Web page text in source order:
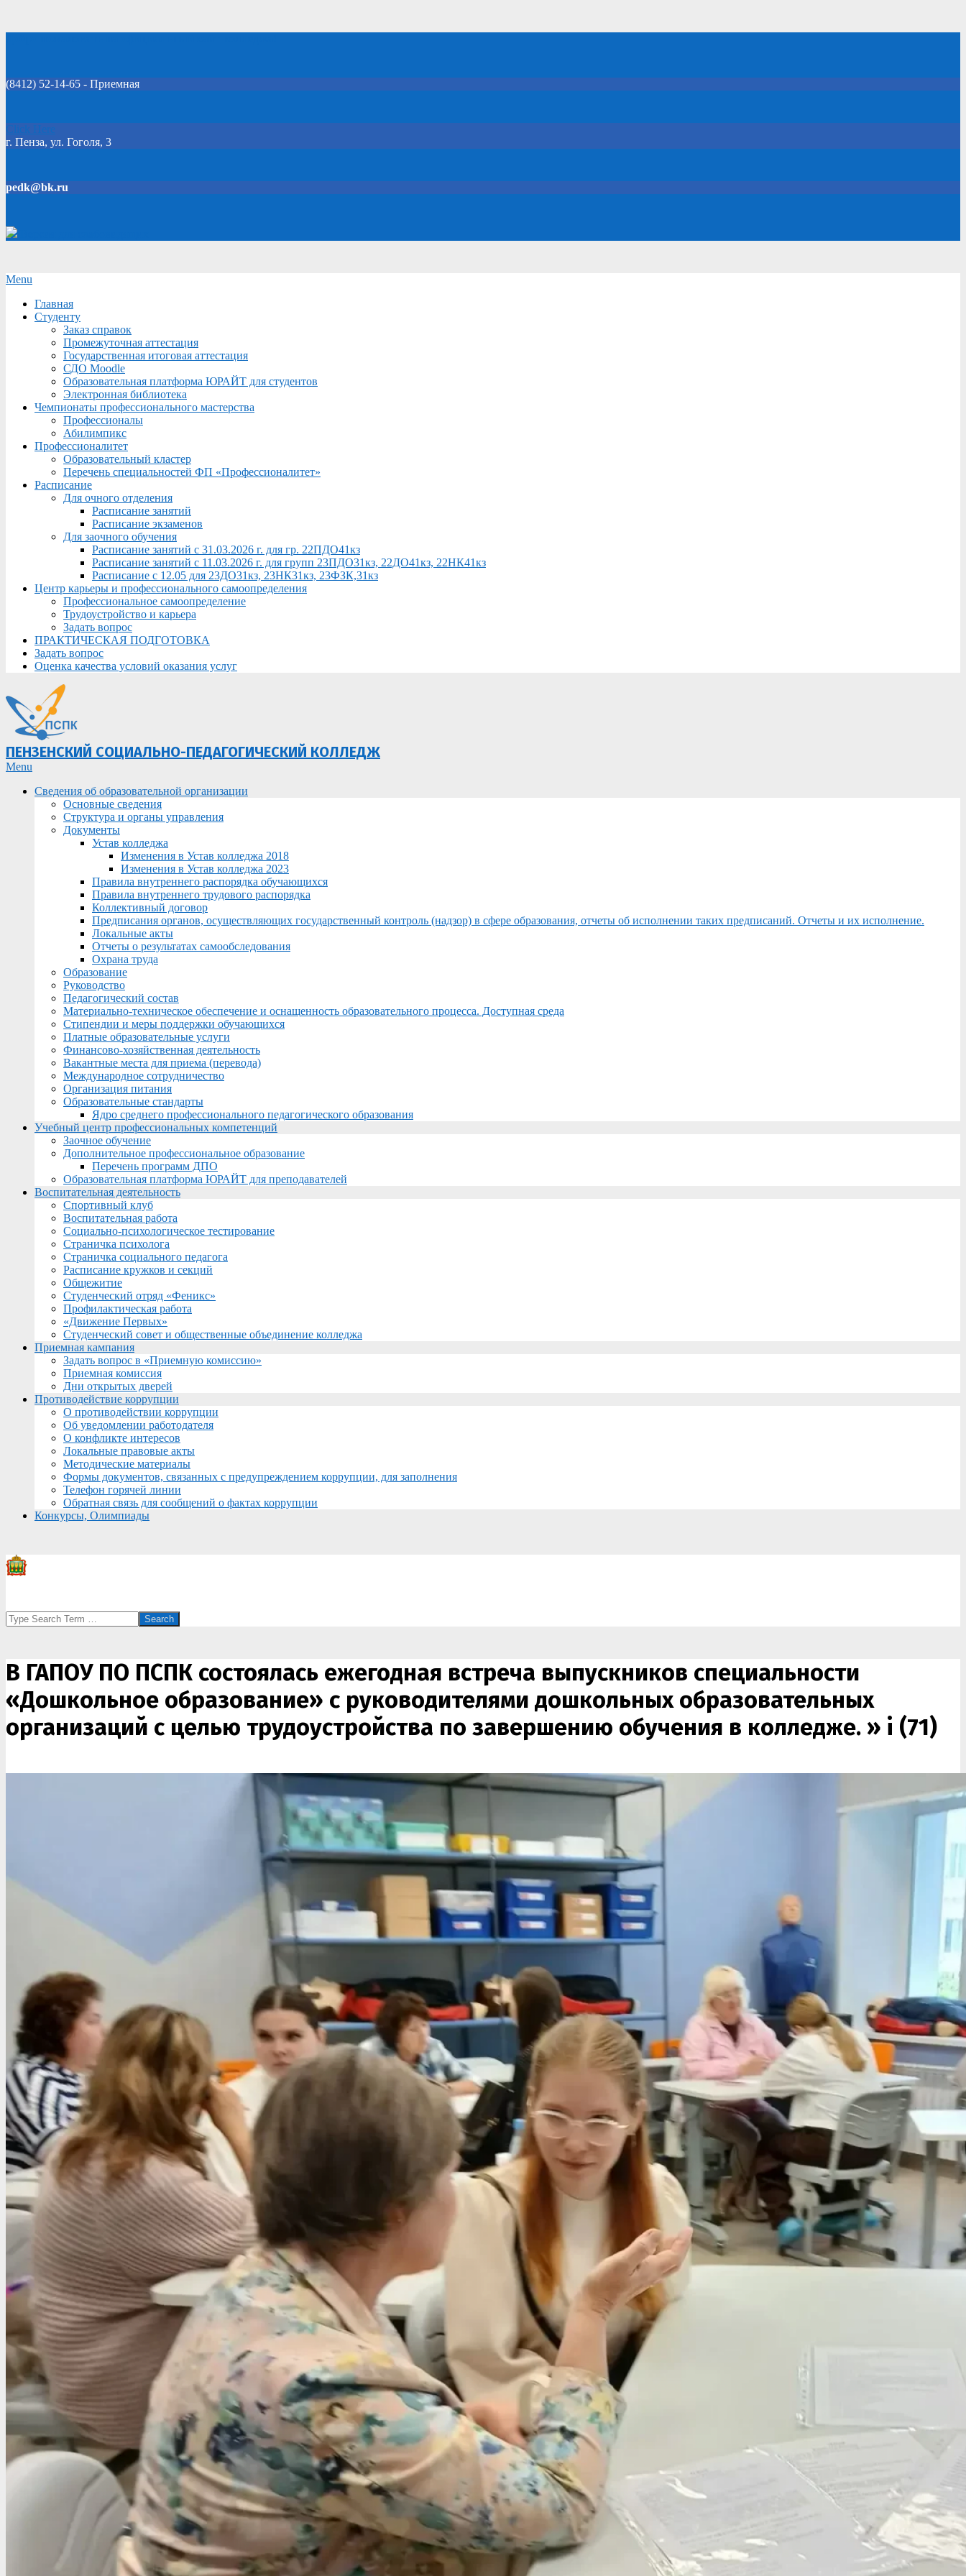
(8412) 52-14-65 - Приемная
Click Here
г. Пенза, ул. Гоголя, 3
pedk@bk.ru
Secondary
Menu
Menu
Главная
Студенту
Заказ справок
Промежуточная аттестация
Государственная итоговая аттестация
СДО Moodle
Образовательная платформа ЮРАЙТ для студентов
Электронная библиотека
Чемпионаты профессионального мастерства
Профессионалы
Абилимпикс
Профессионалитет
Образовательный кластер
Перечень специальностей ФП «Профессионалитет»
Расписание
Для очного отделения
Расписание занятий
Расписание экзаменов
Для заочного обучения
Расписание занятий с 31.03.2026 г. для гр. 22ПДО41кз
Расписание занятий с 11.03.2026 г. для групп 23ПДО31кз, 22ДО41кз, 22НК41кз
Расписание с 12.05 для 23ДО31кз, 23НК31кз, 23ФЗК,31кз
Центр карьеры и профессионального самоопределения
Профессиональное самоопределение
Трудоустройство и карьера
Задать вопрос
ПРАКТИЧЕСКАЯ ПОДГОТОВКА
Задать вопрос
Оценка качества условий оказания услуг
ПЕНЗЕНСКИЙ СОЦИАЛЬНО-ПЕДАГОГИЧЕСКИЙ КОЛЛЕДЖ
Primary
Menu
Menu
Сведения об образовательной организации
Основные сведения
Структура и органы управления
Документы
Устав колледжа
Изменения в Устав колледжа 2018
Изменения в Устав колледжа 2023
Правила внутреннего распорядка обучающихся
Правила внутреннего трудового распорядка
Коллективный договор
Предписания органов, осуществляющих государственный контроль (надзор) в сфере образования, отчеты об исполнении таких предписаний. Отчеты и их исполнение.
Локальные акты
Отчеты о результатах самообследования
Охрана труда
Образование
Руководство
Педагогический состав
Материально-техническое обеспечение и оснащенность образовательного процесса. Доступная среда
Стипендии и меры поддержки обучающихся
Платные образовательные услуги
Финансово-хозяйственная деятельность
Вакантные места для приема (перевода)
Международное сотрудничество
Организация питания
Образовательные стандарты
Ядро среднего профессионального педагогического образования
Учебный центр профессиональных компетенций
Заочное обучение
Дополнительное профессиональное образование
Перечень программ ДПО
Образовательная платформа ЮРАЙТ для преподавателей
Воспитательная деятельность
Спортивный клуб
Воспитательная работа
Социально-психологическое тестирование
Страничка психолога
Страничка социального педагога
Расписание кружков и секций
Общежитие
Студенческий отряд «Феникс»
Профилактическая работа
«Движение Первых»
Студенческий совет и общественные объединение колледжа
Приемная кампания
Задать вопрос в «Приемную комиссию»
Приемная комиссия
Дни открытых дверей
Противодействие коррупции
О противодействии коррупции
Об уведомлении работодателя
О конфликте интересов
Локальные правовые акты
Методические материалы
Формы документов, связанных с предупреждением коррупции, для заполнения
Телефон горячей линии
Обратная связь для сообщений о фактах коррупции
Конкурсы, Олимпиады
Search
В ГАПОУ ПО ПСПК состоялась ежегодная встреча выпускников специальности
«Дошкольное образование» с руководителями дошкольных образовательных
организаций с целью трудоустройства по завершению обучения в колледже. » i (71)